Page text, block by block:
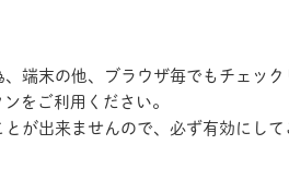
端末の他、ブラウザ毎でもチェック
をご利用ください。
が出来ませんので、必ず有効にして